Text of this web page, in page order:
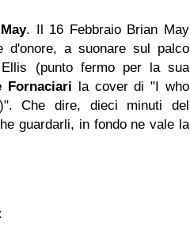
. Il 16 Febbraio Brian May
d'onore, a suonare sul palco
(punto fermo per la sua
Fornaciari la cover di "I who
Che dire, dieci minuti del
guardarli, in fondo ne vale la